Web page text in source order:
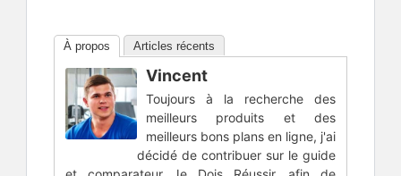
À propos Articles récents
Vincent
Toujours à la recherche des
meilleurs produits et des
meilleurs bons plans en ligne, j'ai
décidé de contribuer sur le guide